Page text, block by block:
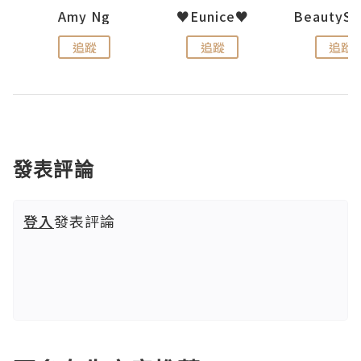
Amy Ng
追蹤
♥Eunice♥
追蹤 追蹤
發表評論
登入發表評論